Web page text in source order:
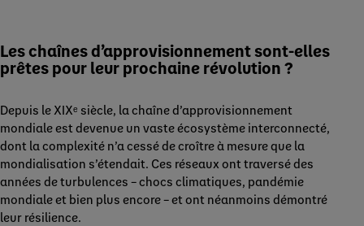
Les chaînes d’approvisionnement sont-elles
prêtes pour leur prochaine révolution ?
Depuis le XIXᵉ siècle, la chaîne d’approvisionnement
mondiale est devenue un vaste écosystème interconnecté,
dont la complexité n’a cessé de croître à mesure que la
mondialisation s’étendait. Ces réseaux ont traversé des
années de turbulences – chocs climatiques, pandémie
mondiale et bien plus encore – et ont néanmoins démontré
leur résilience.